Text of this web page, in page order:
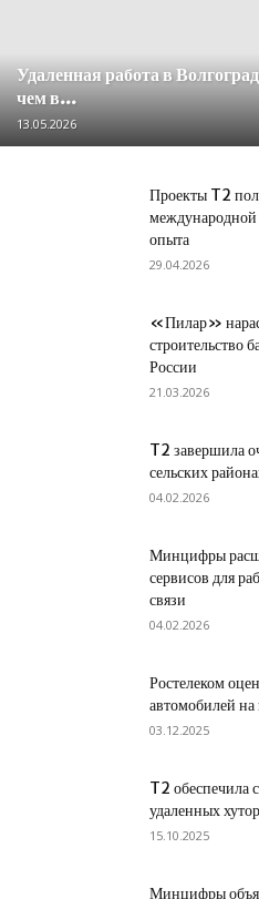
Удаленная работа в
чем в...
13.05.2026
Проекты T2
международной
опыта
29.04.2026
«Пилар»
строительство
России
21.03.2026
T2 завершила
сельских
04.02.2026
Минцифры
сервисов для
связи
04.02.2026
Ростелеком
автомобилей на
03.12.2025
T2 обеспечила
удаленных
15.10.2025
Минцифры